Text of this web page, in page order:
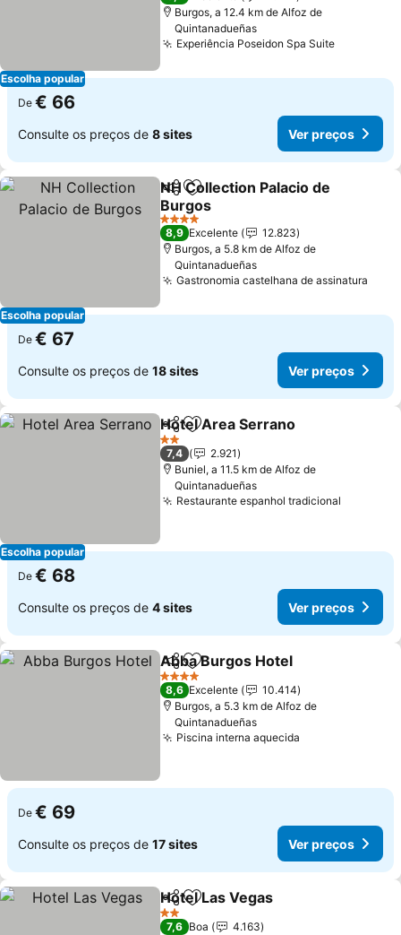
Escolha popular
Burgos, a 12.4 km de Alfoz de
Quintanadueñas
Experiência Poseidon Spa SuiteVer
De € 66
Consulte os preços de 8 sites Ver preços
Escolha popular
PartilharAdicionar aos favoritos
NH Collection Palacio de
Burgos
Ver preços
4 Estrelas
8,9 Excelente
12.823
Burgos, a 5.8 km de Alfoz de
Quintanadueñas
Gastronomia castelhana de assinatura
De € 67
Consulte os preços de 18 sites Ver preços
Escolha popular
PartilharAdicionar aos favoritos
Hotel Area Serrano
2 Estrelas
7,4
2.921
Buniel, a 11.5 km de Alfoz de
Quintanadueñas
Restaurante espanhol tradicional
De € 68
Consulte os preços de 4 sites Ver preços
PartilharAdicionar aos favoritos
Abba Burgos Hotel
4 Estrelas
8,6 Excelente
10.414
Burgos, a 5.3 km de Alfoz de
Quintanadueñas
Piscina interna aquecida
De € 69
Consulte os preços de 17 sites Ver preços
PartilharAdicionar aos favoritos
Hotel Las Vegas
2 Estrelas
7,6 Boa
4.163